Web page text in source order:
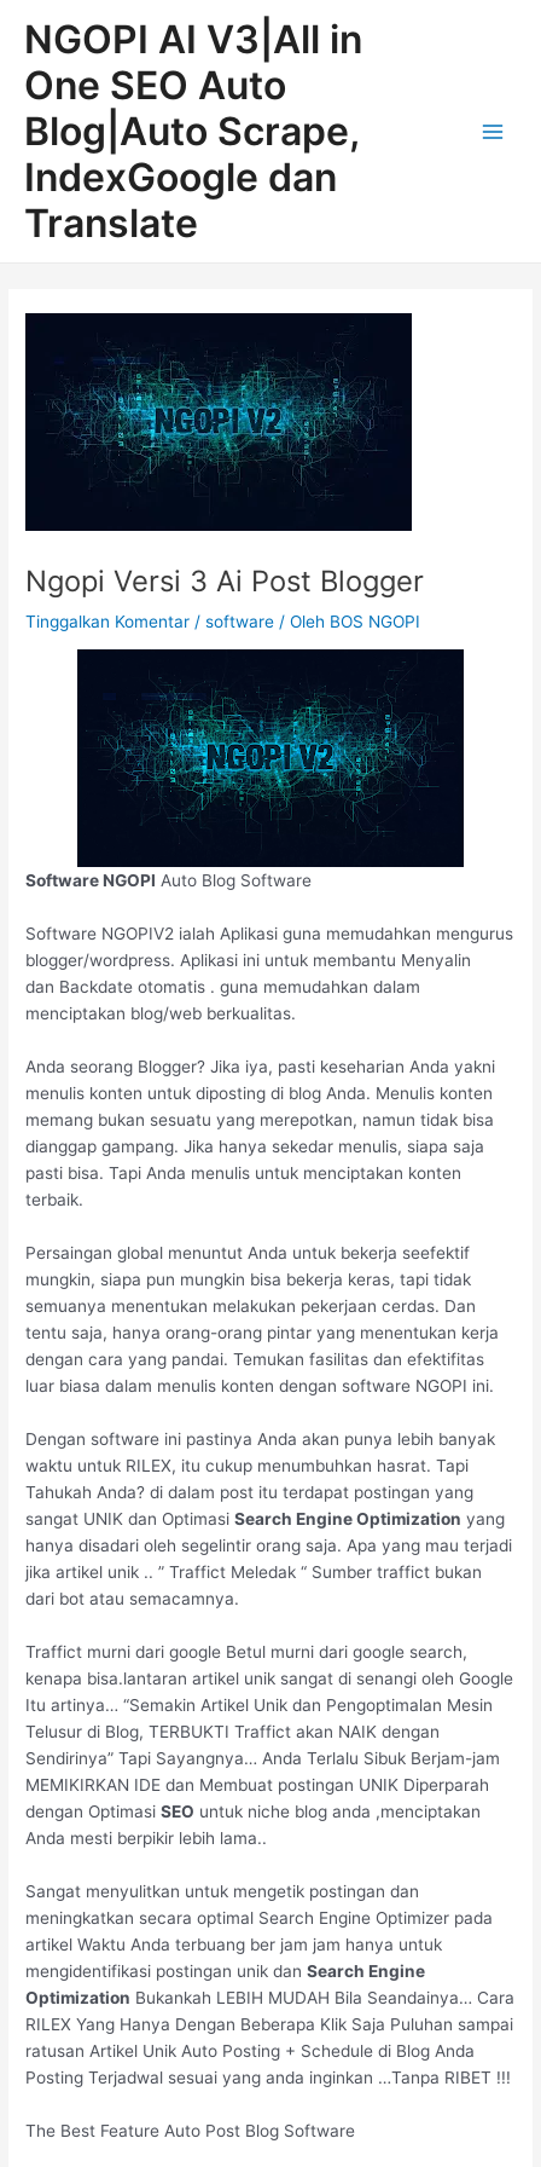
NGOPI AI V3|All in
One SEO Auto
Blog|Auto Scrape,
IndexGoogle dan
Translate
Ngopi Versi 3 Ai Post Blogger
Tinggalkan Komentar /software / Oleh BOS NGOPI
Software NGOPI Auto Blog Software
Software NGOPIV2 ialah Aplikasi guna memudahkan mengurus
blogger/wordpress. Aplikasi ini untuk membantu Menyalin
dan Backdate otomatis . guna memudahkan dalam
menciptakan blog/web berkualitas.
Anda seorang Blogger? Jika iya, pasti keseharian Anda yakni
menulis konten untuk diposting di blog Anda. Menulis konten
memang bukan sesuatu yang merepotkan, namun tidak bisa
dianggap gampang. Jika hanya sekedar menulis, siapa saja
pasti bisa. Tapi Anda menulis untuk menciptakan konten
terbaik.
Persaingan global menuntut Anda untuk bekerja seefektif
mungkin, siapa pun mungkin bisa bekerja keras, tapi tidak
semuanya menentukan melakukan pekerjaan cerdas. Dan
tentu saja, hanya orang-orang pintar yang menentukan kerja
dengan cara yang pandai. Temukan fasilitas dan efektifitas
luar biasa dalam menulis konten dengan software NGOPI ini.
Dengan software ini pastinya Anda akan punya lebih banyak
waktu untuk RILEX, itu cukup menumbuhkan hasrat. Tapi
Tahukah Anda? di dalam post itu terdapat postingan yang
sangat UNIK dan OptimasiSearch Engine Optimization yang
hanya disadari oleh segelintir orang saja. Apa yang mau terjadi
jika artikel unik .. ” Traffict Meledak “ Sumber traffict bukan
dari bot atau semacamnya.
Traffict murni dari google Betul murni dari google search,
kenapa bisa.lantaran artikel unik sangat di senangi oleh Google
Itu artinya… “Semakin Artikel Unik dan Pengoptimalan Mesin
Telusur di Blog, TERBUKTI Traffict akan NAIK dengan
Sendirinya” Tapi Sayangnya… Anda Terlalu Sibuk Berjam-jam
MEMIKIRKAN IDE dan Membuat postingan UNIK Diperparah
dengan OptimasiSEO untuk niche blog anda ,menciptakan
Anda mesti berpikir lebih lama..
Sangat menyulitkan untuk mengetik postingan dan
meningkatkan secara optimal Search Engine Optimizer pada
artikel Waktu Anda terbuang ber jam jam hanya untuk
mengidentifikasi postingan unik danSearch Engine
Optimization Bukankah LEBIH MUDAH Bila Seandainya… Cara
RILEX Yang Hanya Dengan Beberapa Klik Saja Puluhan sampai
ratusan Artikel Unik Auto Posting + Schedule di Blog Anda
Posting Terjadwal sesuai yang anda inginkan …Tanpa RIBET !!!
The Best Feature Auto Post Blog Software
navigation